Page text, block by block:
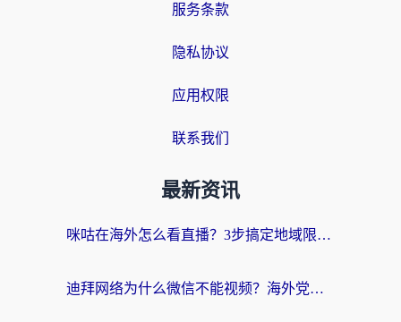
服务条款
隐私协议
应用权限
联系我们
最新资讯
咪咕在海外怎么看直播？3步搞定地域限制，还能畅看腾讯视频与国内热剧
迪拜网络为什么微信不能视频？海外党必看的回国加速全攻略